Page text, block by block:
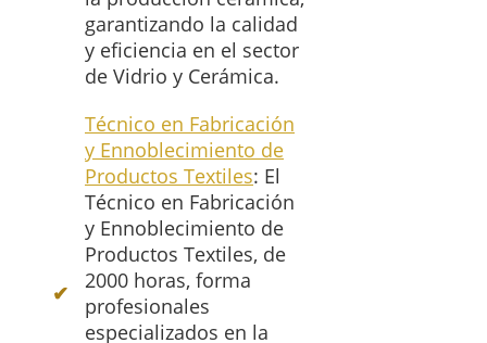
garantizando la calidad
y eficiencia en el sector
de Vidrio y Cerámica.
Técnico en Fabricación
y Ennoblecimiento de
Productos Textiles: El
Técnico en Fabricación
y Ennoblecimiento de
Productos Textiles, de
2000 horas, forma
profesionales
especializados en la